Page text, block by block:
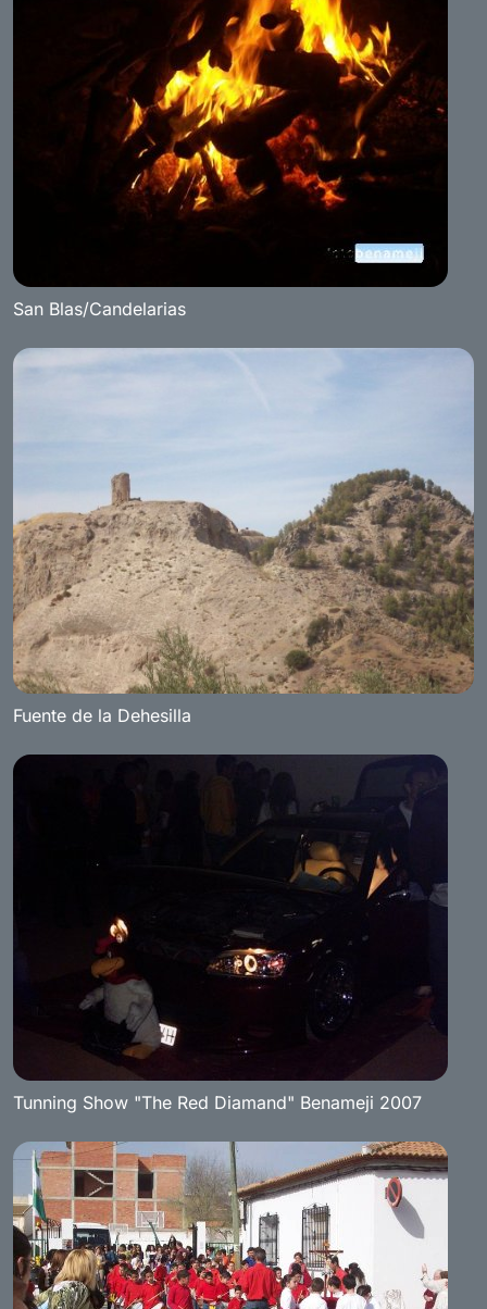
San Blas/Candelarias
Fuente de la Dehesilla
Tunning Show "The Red Diamand" Benameji 2007